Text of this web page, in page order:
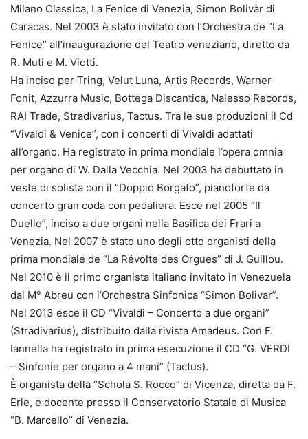
Milano Classica, La Fenice di Venezia, Simon Bolivàr di
Caracas. Nel 2003 è stato invitato con l’Orchestra de “La
Fenice” all’inaugurazione del Teatro veneziano, diretto da
R. Muti e M. Viotti.
Ha inciso per Tring, Velut Luna, Artis Records, Warner
Fonit, Azzurra Music, Bottega Discantica, Nalesso Records,
RAI Trade, Stradivarius, Tactus. Tra le sue produzioni il Cd
“Vivaldi & Venice”, con i concerti di Vivaldi adattati
all’organo. Ha registrato in prima mondiale l’opera omnia
per organo di W. Dalla Vecchia. Nel 2003 ha debuttato in
veste di solista con il “Doppio Borgato”, pianoforte da
concerto gran coda con pedaliera. Esce nel 2005 “Il
Duello”, inciso a due organi nella Basilica dei Frari a
Venezia. Nel 2007 è stato uno degli otto organisti della
prima mondiale de “La Révolte des Orgues” di J. Guillou.
Nel 2010 è il primo organista italiano invitato in Venezuela
dal M° Abreu con l’Orchestra Sinfonica “Simon Bolivar”.
Nel 2013 esce il CD “Vivaldi – Concerto a due organi”
(Stradivarius), distribuito dalla rivista Amadeus. Con F.
Iannella ha registrato in prima esecuzione il CD “G. VERDI
– Sinfonie per organo a 4 mani” (Tactus).
È organista della “Schola S. Rocco” di Vicenza, diretta da F.
Erle, e docente presso il Conservatorio Statale di Musica
“B. Marcello” di Venezia.